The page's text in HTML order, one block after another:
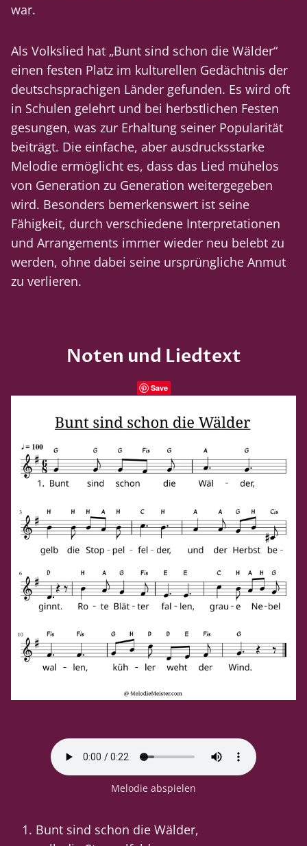
war.
Als Volkslied hat „Bunt sind schon die Wälder“
einen festen Platz im kulturellen Gedächtnis der
deutschsprachigen Länder gefunden. Es wird oft
in Schulen gelehrt und bei herbstlichen Festen
gesungen, was zur Erhaltung seiner Popularität
beiträgt. Die einfache, aber ausdrucksstarke
Melodie ermöglicht es, dass das Lied mühelos
von Generation zu Generation weitergegeben
wird. Besonders bemerkenswert ist seine
Fähigkeit, durch verschiedene Interpretationen
und Arrangements immer wieder neu belebt zu
werden, ohne dabei seine ursprüngliche Anmut
zu verlieren.
Noten und Liedtext
Save
Melodie abspielen
Bunt sind schon die Wälder,